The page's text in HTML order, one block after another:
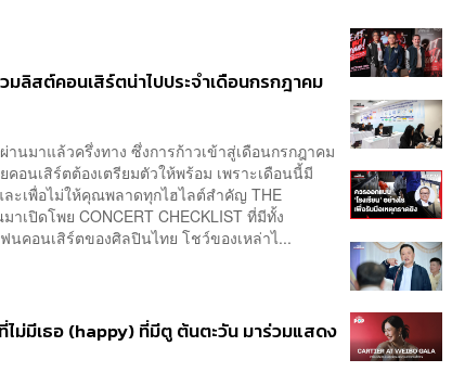
วมลิสต์คอนเสิร์ตน่าไปประจำเดือนกรกฎาคม
านมาแล้วครึ่งทาง ซึ่งการก้าวเข้าสู่เดือนกรกฎาคม
อนเสิร์ตต้องเตรียมตัวให้พร้อม เพราะเดือนนี้มี
ะเพื่อไม่ให้คุณพลาดทุกไฮไลต์สำคัญ THE
าเปิดโพย CONCERT CHECKLIST ที่มีทั้ง
นคอนเสิร์ตของศิลปินไทย โชว์ของเหล่าไ...
ไม่มีเธอ (happy) ที่มีตู ต้นตะวัน มาร่วมแสดง